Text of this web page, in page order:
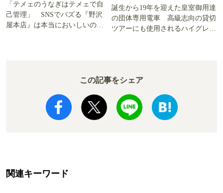
「テメェのうなぎはテメェで自
己管理」 SNSでバズる『野沢
屋本店』は本当においしいの
誕生から19年を迎えた皇室御用達
の団体専用電車 高級志向の貸切
ツアーにも使用されるハイグレー
この記事をシェア
関連キーワード